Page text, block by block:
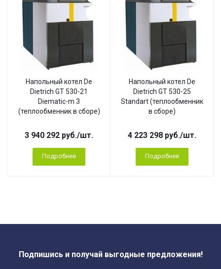
Напольный котел De
Dietrich GT 530-21
Diematic-m 3
(теплообменник в сборе)
3 940 292 руб./шт.
Подробнее
Напольный котел De
Dietrich GT 530-25
Standart (теплообменник
в сборе)
4 223 298 руб./шт.
Подробнее
Подпишись и получай выгодные предложения!